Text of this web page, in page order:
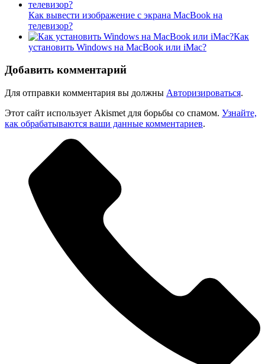
Как вывести изображение с экрана MacBook на
телевизор?
Как
установить Windows на MacBook или iMac?
Добавить комментарий
Для отправки комментария вы должны Авторизироваться.
Этот сайт использует Akismet для борьбы со спамом. Узнайте,
как обрабатываются ваши данные комментариев.